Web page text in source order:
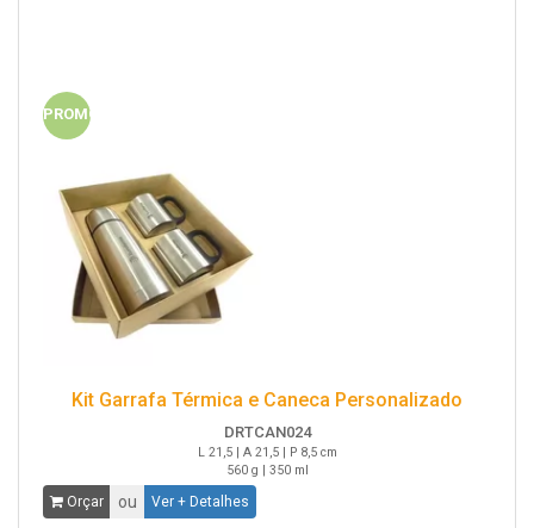
PROMO
Kit Garrafa Térmica e Caneca Personalizado
DRTCAN024
L 21,5 | A 21,5 | P 8,5 cm
560 g | 350 ml
Orçar ou Ver + Detalhes